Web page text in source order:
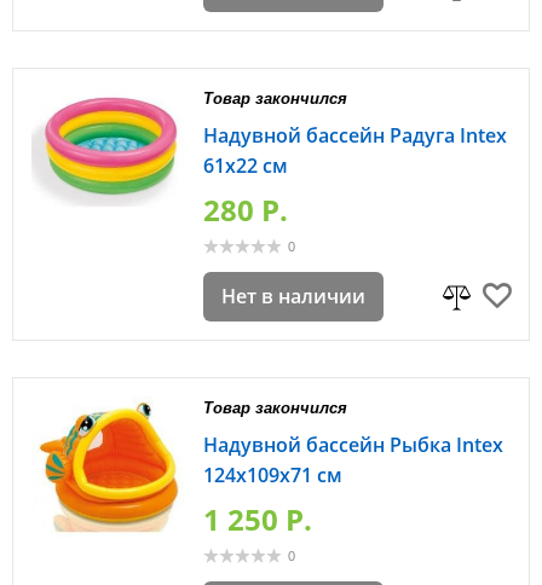
Товар закончился
Надувной бассейн Радуга Intex
61х22 см
280 P.
0
Нет в наличии
Товар закончился
Надувной бассейн Рыбка Intex
124х109х71 см
1 250 P.
0